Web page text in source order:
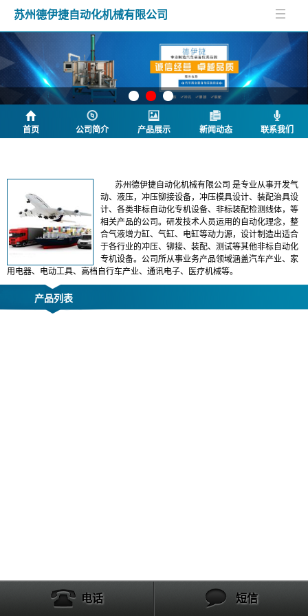
苏州德伊捷自动化机械有限公司
首页 公司简介 产品展示 新闻动态 联系我们
苏州德伊捷自动化机械有限公司 是专业从事开发气
动、液压，冲压铆接设备，冲压模具设计、装配治具设
计、各类非标自动化专机设备、非标装配检测线体，等
相关产品的公司。研发技术人员运用的自动化理念，整
合气液增力缸、气缸、电缸等动力源，设计制造出适合
于各行业的冲压、铆接、装配、测试等其他非标自动化
专机设备。公司所从事业务产品领域涵盖汽车产业、家
用电器、电动工具、高档自行车产业、通讯电子、医疗机械等。
产品列表
电话 短信